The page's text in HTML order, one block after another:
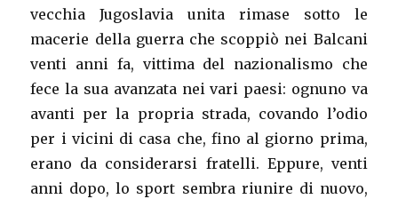
vecchia Jugoslavia unita rimase sotto le
macerie della guerra che scoppiò nei Balcani
venti anni fa, vittima del nazionalismo che
fece la sua avanzata nei vari paesi: ognuno va
avanti per la propria strada, covando l’odio
per i vicini di casa che, fino al giorno prima,
erano da considerarsi fratelli. Eppure, venti
anni dopo, lo sport sembra riunire di nuovo,